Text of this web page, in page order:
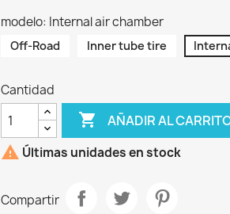
modelo: Internal air chamber
Off-Road Inner tube tire
Cantidad
 AÑADIR AL
 Últimas unidades en stock
Compartir